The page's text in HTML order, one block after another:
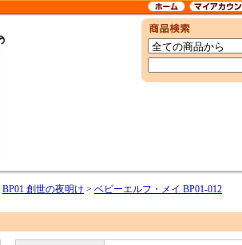
BP01 創世の夜明け > ベビーエルフ・メイ BP01-012